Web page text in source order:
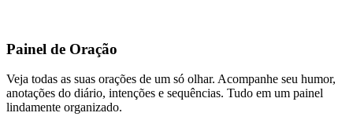
Painel de Oração
Veja todas as suas orações de um só olhar. Acompanhe seu humor,
anotações do diário, intenções e sequências. Tudo em um painel
lindamente organizado.